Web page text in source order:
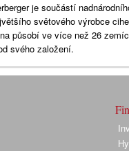
je součástí
světového výrobce
působí ve více než 26
svého založení.